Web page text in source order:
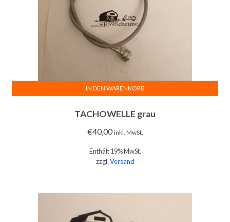
TACHOWELLE grau
€40,00 inkl. MwSt.
Enthält 19% MwSt.
zzgl.Versand
IN DEN WARENKORB